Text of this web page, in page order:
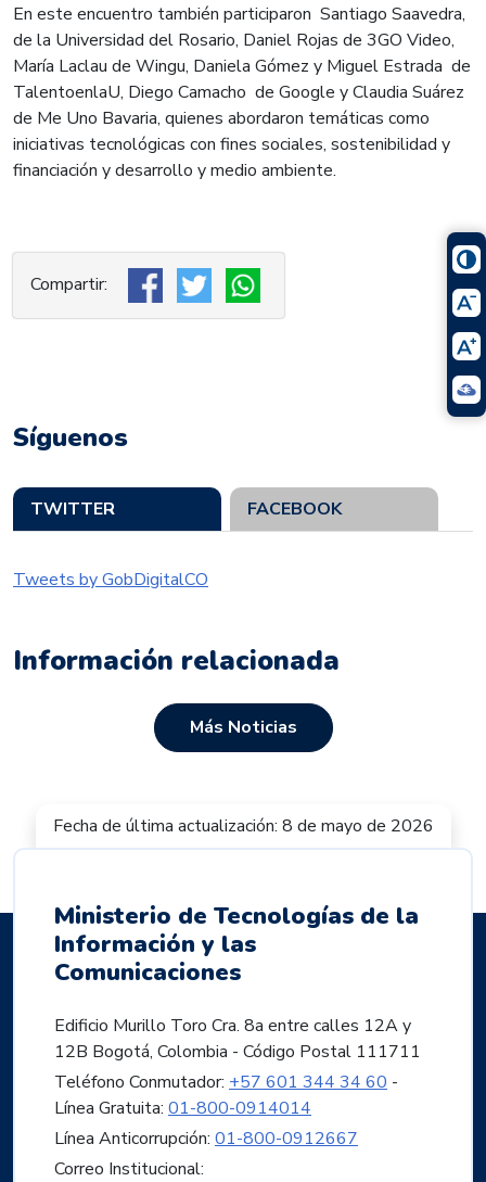
En este encuentro también participaron Santiago Saavedra,
de la Universidad del Rosario, Daniel Rojas de 3GO Video,
María Laclau de Wingu, Daniela Gómez y Miguel Estrada de
TalentoenlaU, Diego Camacho de Google y Claudia Suárez
de Me Uno Bavaria, quienes abordaron temáticas como
iniciativas tecnológicas con fines sociales, sostenibilidad y
financiación y desarrollo y medio ambiente.
Síguenos
TWITTER FACEBOOK
Tweets by GobDigitalCO
Información relacionada
Más Noticias
Fecha de última actualización: 8 de mayo de 2026
Ministerio de Tecnologías de la
Información y las
Comunicaciones
Edificio Murillo Toro Cra. 8a entre calles 12A y
12B Bogotá, Colombia - Código Postal 111711
Teléfono Conmutador: +57 601 344 34 60 -
Línea Gratuita: 01-800-0914014
Línea Anticorrupción: 01-800-0912667
Correo Institucional: